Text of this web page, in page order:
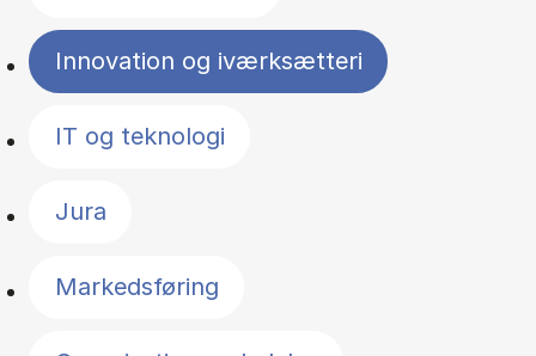
Innovation og iværksætteri
IT og teknologi
Jura
Markedsføring